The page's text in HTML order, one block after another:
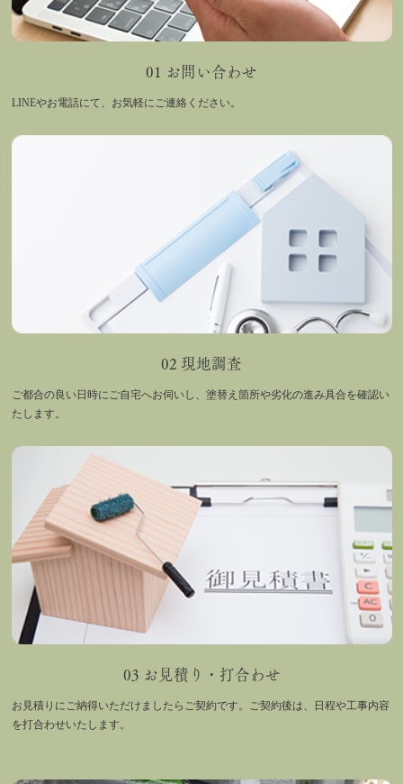
01 お問い合わせ
LINEやお電話にて、お気軽にご連絡ください。
02 現地調査
ご都合の良い日時にご自宅へお伺いし、塗替え箇所や劣化の進み具合を確認い
たします。
03 お見積り・打合わせ
お見積りにご納得いただけましたらご契約です。ご契約後は、日程や工事内容
を打合わせいたします。